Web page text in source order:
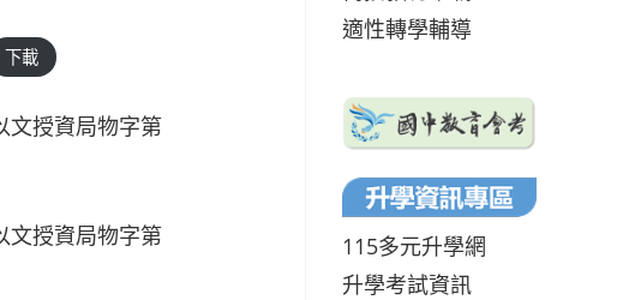
下載
文授資局物字第
文授資局物字第
適性轉學輔導
115多元升學網
升學考試資訊